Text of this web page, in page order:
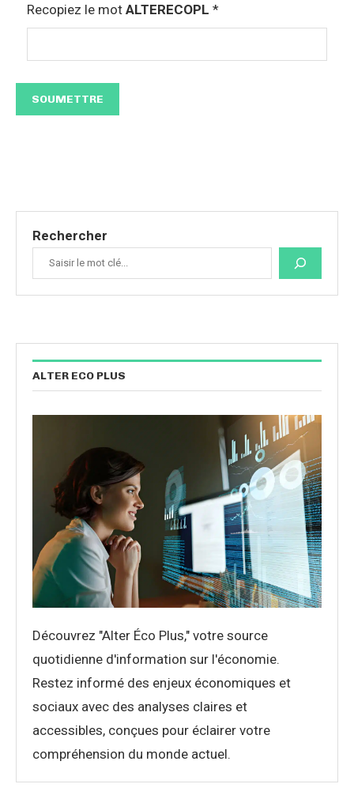
Recopiez le mot ALTERECOPL *
Rechercher
ALTER ECO PLUS
Découvrez "Alter Éco Plus," votre source
quotidienne d'information sur l'économie.
Restez informé des enjeux économiques et
sociaux avec des analyses claires et
accessibles, conçues pour éclairer votre
compréhension du monde actuel.